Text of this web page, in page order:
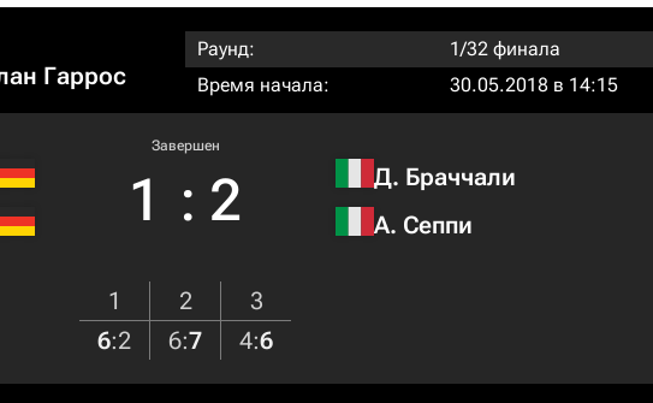
Гаррос
Раунд:
1/32 финала
Время начала:
30.05.2018 в 14:15
Завершен
1 : 2
Д. Браччали
А. Сеппи
1 2
3
6:2 6:7 4:6